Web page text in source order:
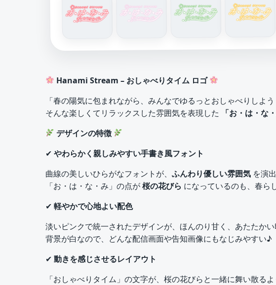
Hanami Stream – おしゃべりタイム ロゴ
「春の陽気に包まれながら、みんなでゆるっとおしゃべりしよう
そんな楽しくてリラックスした雰囲気を表現した
「お・は・な
デザインの特徴
✔ やわらかく親しみやすい手書き風フォント
曲線の美しいひらがなフォントが、 ふんわり優しい雰囲気 を演出
「お・は・な・み」の点が桜の花びら になっているのも、春ら
✔ 軽やかで心地よい配色
淡いピンクで統一されたデザインが、ほんのり甘く、あたたかい
背景が白なので、どんな配信画面や告知画像にもなじみやすい♪
✔ 動きを感じさせるレイアウト
「おしゃべりタイム」の文字が、桜の花びらと一緒に舞い散るよ